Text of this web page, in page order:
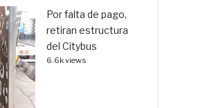
Por falta de pago,
retiran estructura
del Citybus
6.6k views